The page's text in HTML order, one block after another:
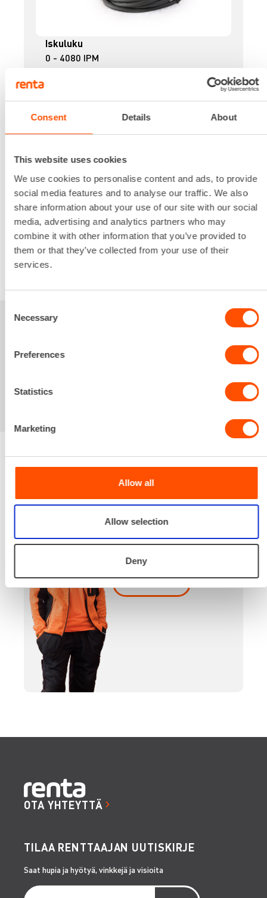
Consent Details About
This website uses cookies
We use cookies to personalise content and ads, to provide
social media features and to analyse our traffic. We also
share information about your use of our site with our social
media, advertising and analytics partners who may
combine it with other information that you’ve provided to
them or that they’ve collected from your use of their
services.
Selection
Necessary
Preferences
Statistics
Marketing
Allow all
Allow selection
Deny
Iskuluku
0 - 4080 IPM
Iskuvoima
Kiinnitys
SDS PLUS
Paino
24,81 €/ pv
Seuraavat pv 19,85 €/ pv
Kuukausi 295,47 €/ kk
Alv 0 %
kiinnostaa myös
Renta palvelee
Palvelemme koko
prosessin ajan laitteiden
valinnasta projektin
päättymiseen.
OTA YHTEYTTÄ
TILAA RENTTAAJAN UUTISKIRJE
Saat hupia ja hyötyä, vinkkejä ja visioita